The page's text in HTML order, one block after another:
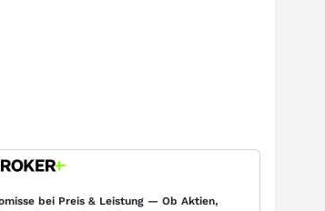
bei Preis & Leistung — Ob Aktien,